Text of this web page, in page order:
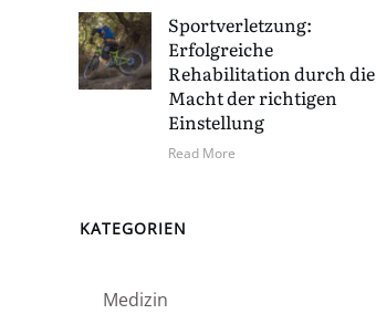
Sportverletzung:
Erfolgreiche
Rehabilitation durch die
Macht der richtigen
Einstellung
Read More
KATEGORIEN
Medizin